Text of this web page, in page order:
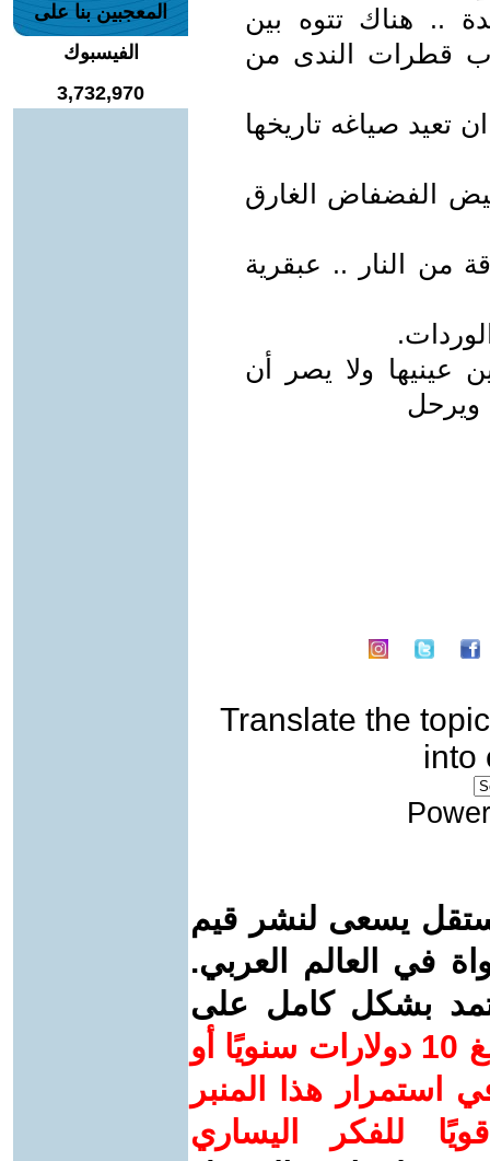
.. هناك تتوه بين
قطرات الندى من
تعيد صياغه تاريخها
الفضفاض الغارق
من النار .. عبقرية
عينيها ولا يصر أن
ويرحل
Translate the topic
into
يسعى لنشر قيم
في العالم العربي.
بشكل كامل على
ساهم/ي معنا! بدعمكم بمبلغ 10 دولارات سنويًا أو
استمرار هذا المنبر
للفكر اليساري
المعجبين بنا على
الفيسبوك
3,732,970